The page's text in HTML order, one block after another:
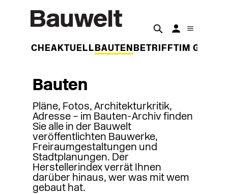
WOCHEAKTUELL BAUTEN BETRIFFT IM
Bauten
Pläne, Fotos, Architekturkritik,
Adresse – im Bauten-Archiv finden
Sie alle in der Bauwelt
veröffentlichten Bauwerke,
Freiraumgestaltungen und
Stadtplanungen. Der
Herstellerindex verrät Ihnen
darüber hinaus, wer was mit wem
gebaut hat.